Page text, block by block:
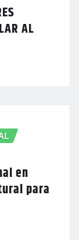
AL
en
para